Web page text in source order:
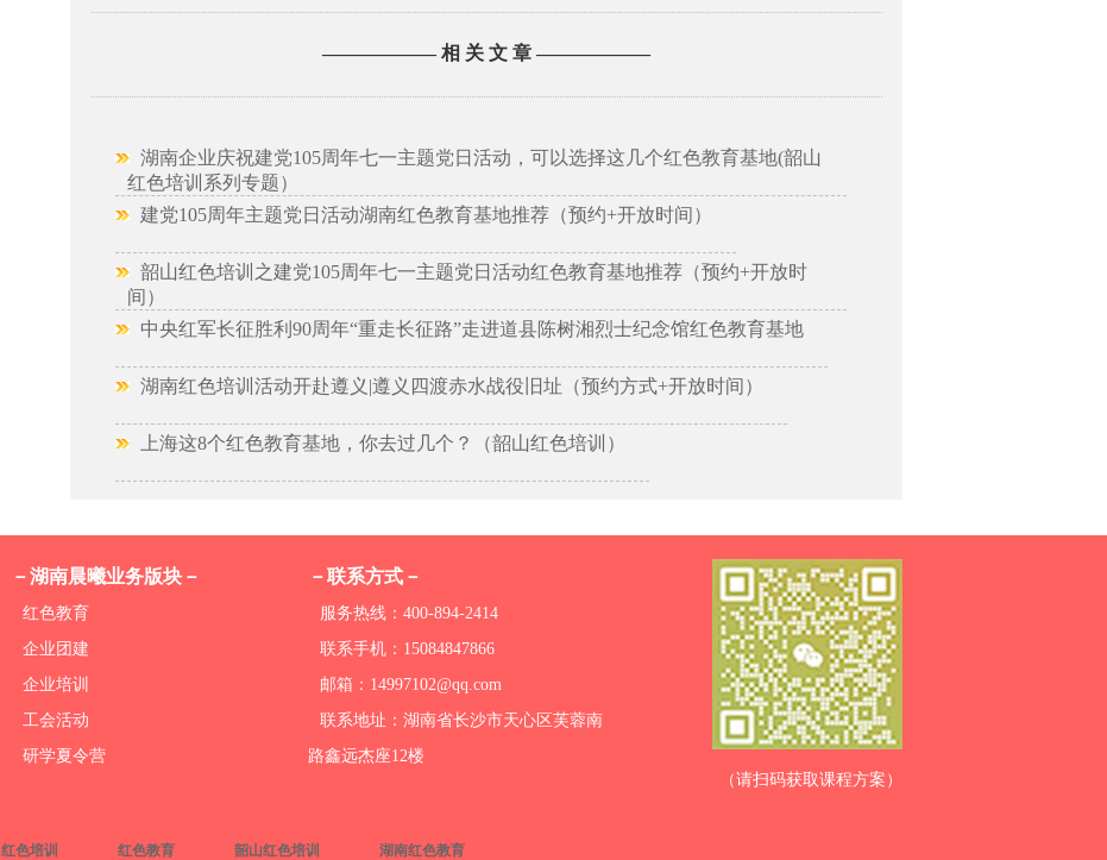
—————— 相 关 文 章 ——————
湖南企业庆祝建党105周年七一主题党日活动，可以选择这几个红色教育基地(韶山
红色培训系列专题）
建党105周年主题党日活动湖南红色教育基地推荐（预约+开放时间）
韶山红色培训之建党105周年七一主题党日活动红色教育基地推荐（预约+开放时
间）
中央红军长征胜利90周年“重走长征路”走进道县陈树湘烈士纪念馆红色教育基地
湖南红色培训活动开赴遵义|遵义四渡赤水战役旧址（预约方式+开放时间）
上海这8个红色教育基地，你去过几个？（韶山红色培训）
－湖南晨曦业务版块－
红色教育
企业团建
企业培训
工会活动
研学夏令营
－联系方式－
服务热线：400-894-2414
联系手机：15084847866
邮箱：14997102@qq.com
联系地址：湖南省长沙市天心区芙蓉南
路鑫远杰座12楼
（请扫码获取课程方案）
红色培训 红色教育 韶山红色培训 湖南红色教育